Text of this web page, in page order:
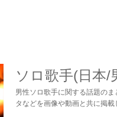
ソロ歌手(日本/
男性ソロ歌手に関する話題の
タなどを画像や動画と共に掲載